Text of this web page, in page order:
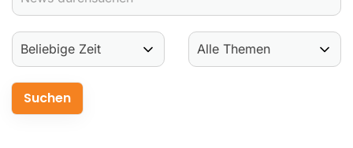
Verantwortung